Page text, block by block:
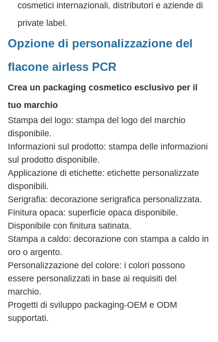
cosmetici internazionali, distributori e aziende di
private label.
Opzione di personalizzazione del
flacone airless PCR
Crea un packaging cosmetico esclusivo per il
tuo marchio
Stampa del logo: stampa del logo del marchio
disponibile.
Informazioni sul prodotto: stampa delle informazioni
sul prodotto disponibile.
Applicazione di etichette: etichette personalizzate
disponibili.
Serigrafia: decorazione serigrafica personalizzata.
Finitura opaca: superficie opaca disponibile.
Disponibile con finitura satinata.
Stampa a caldo: decorazione con stampa a caldo in
oro o argento.
Personalizzazione del colore: i colori possono
essere personalizzati in base ai requisiti del
marchio.
Progetti di sviluppo packaging-OEM e ODM
supportati.